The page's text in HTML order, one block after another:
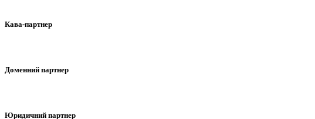
Кава-партнер
Доменний партнер
Юридичний партнер